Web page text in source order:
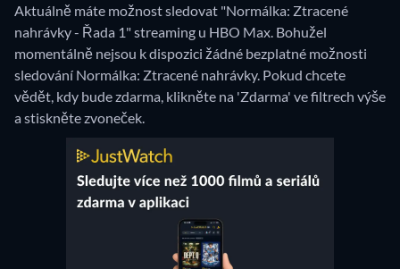
Aktuálně máte možnost sledovat "Normálka: Ztracené
nahrávky - Řada 1" streaming u HBO Max. Bohužel
momentálně nejsou k dispozici žádné bezplatné možnosti
sledování Normálka: Ztracené nahrávky. Pokud chcete
vědět, kdy bude zdarma, klikněte na 'Zdarma' ve filtrech výše
a stiskněte zvoneček.